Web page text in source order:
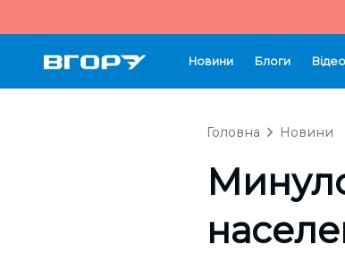
Новини Блоги Відео
Головна Новини